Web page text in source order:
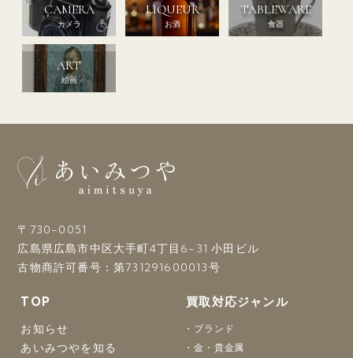
CAMERA
カメラ
LIQUEUR
お酒
TABLEWARE
食器
ART
絵画
〒730-0051
広島県広島市中区大手町4丁目6-31 小田ビル
古物商許可番号：第731291600013号
TOP
お知らせ
あいみつやを知る
買取対応ジャンル
ブランド
金・貴金属